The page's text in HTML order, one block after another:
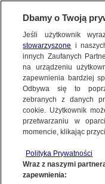
METEO
ŚWIAT
Zabił co
Teraz tajfun
Franciszek
5.11.2025, 08:05
Posłuchaj
Czyta lektor AI
Dbamy o Twoją
Jeśli użytkownik
stowarzyszone i
innych Zaufanych
na urządzeniu
zapewnienia bardziej
Odbywa się to
zebranych z danych
cookie. Użytkownik
przetwarzaniu w
momencie, klikając
Polityka Prywatności
Wraz z naszymi
zapewnienia: